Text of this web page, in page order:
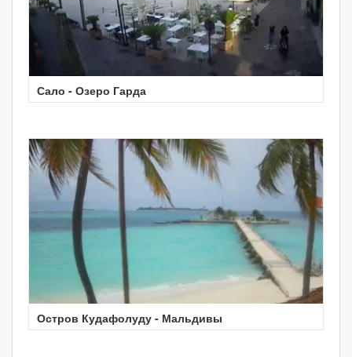
Сало - Озеро Гарда
Остров Кудафолуду - Мальдивы